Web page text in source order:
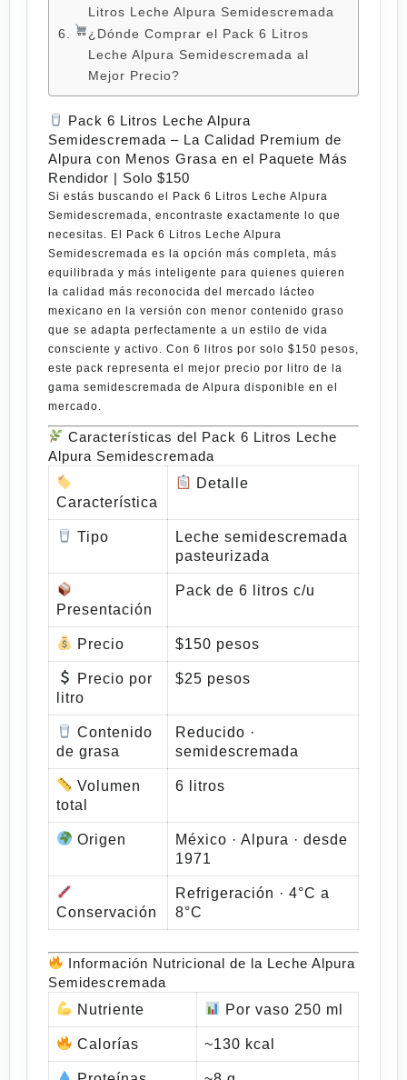
Litros Leche Alpura Semidescremada
¿Dónde Comprar el Pack 6 Litros
Leche Alpura Semidescremada al
Mejor Precio?
Pack 6 Litros Leche Alpura
Semidescremada – La Calidad Premium de
Alpura con Menos Grasa en el Paquete Más
Rendidor | Solo $150
Si estás buscando el Pack 6 Litros Leche Alpura
Semidescremada
, encontraste exactamente lo que
necesitas. El Pack 6 Litros Leche Alpura
Semidescremada es la opción más completa, más
equilibrada y más inteligente para quienes quieren
la calidad más reconocida del mercado lácteo
mexicano en la versión con menor contenido graso
que se adapta perfectamente a un estilo de vida
consciente y activo. Con 6 litros por solo $150 pesos
este pack representa el mejor precio por litro de la
gama semidescremada de Alpura disponible en el
mercado.
Características del Pack 6 Litros Leche
Alpura Semidescremada
Característica
Detalle
Tipo
Leche semidescremada
pasteurizada
Presentación
Pack de 6 litros c/u
Precio $150 pesos
Precio por
litro
$25 pesos
Contenido
de grasa
Reducido ·
semidescremada
Volumen
total
6 litros
Origen
México · Alpura · desde
1971
Conservación
Refrigeración · 4°C a
8°C
Información Nutricional de la Leche Alpura
Semidescremada
Nutriente
Por vaso 250 ml
Calorías ~130 kcal